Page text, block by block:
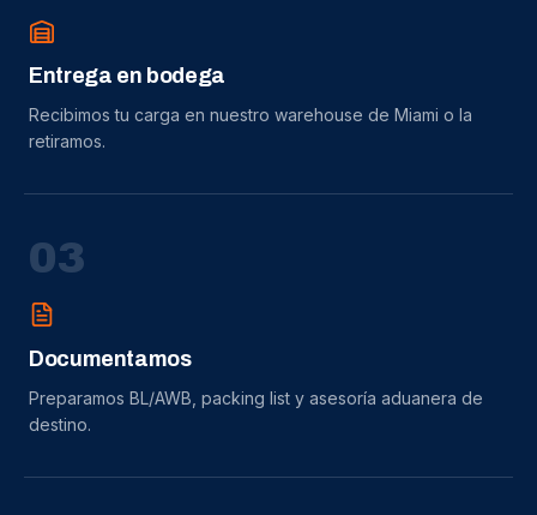
Entrega en bodega
Recibimos tu carga en nuestro warehouse de Miami o la
retiramos.
03
Documentamos
Preparamos BL/AWB, packing list y asesoría aduanera de
destino.